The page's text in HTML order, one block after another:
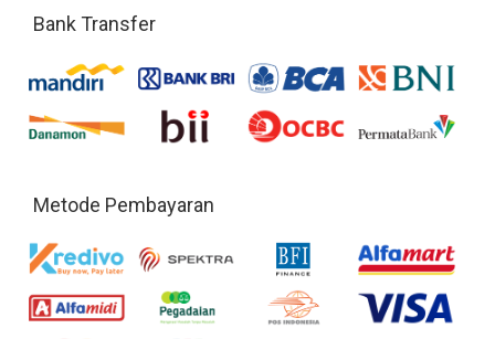
Bank Transfer
Metode Pembayaran